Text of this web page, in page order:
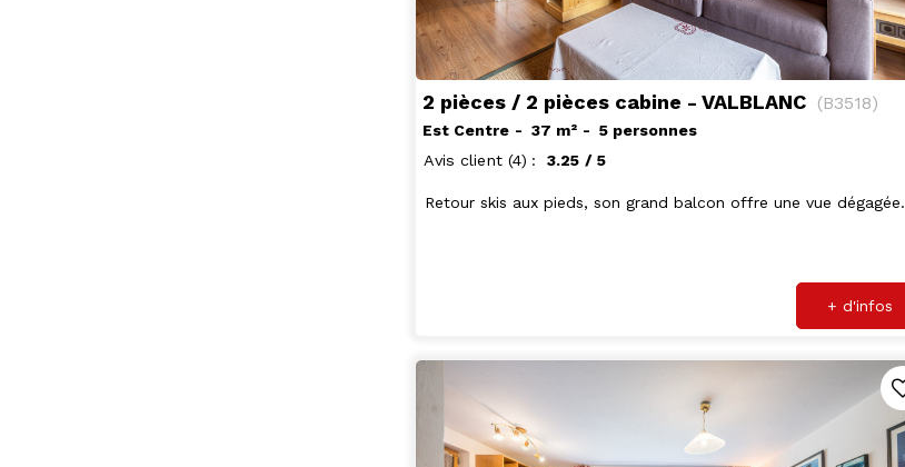
2 pièces / 2 pièces cabine - VALBLANC (B3518)
Est Centre 37 m²
5 personnes
Avis client (4) 3.25 / 5
Retour skis aux pieds, son grand balcon offre une vue dégagée.
+ d'infos